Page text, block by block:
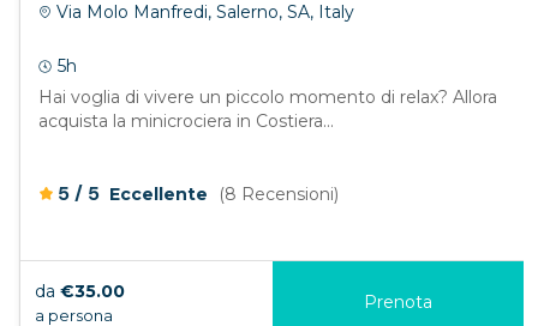
Via Molo Manfredi, Salerno, SA, Italy
5h
Hai voglia di vivere un piccolo momento di relax? Allora
acquista la minicrociera in Costiera...
5 / 5 Eccellente (8 Recensioni)
da €35.00
a persona
Prenota